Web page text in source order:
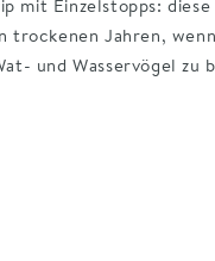
mit Einzelstopps:
trockenen Jahren,
und Wasservögel zu